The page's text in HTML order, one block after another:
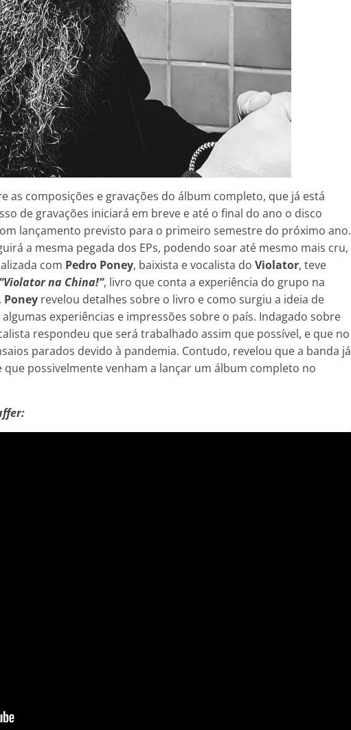
as composições e gravações do álbum completo, que já está
de gravações iniciará em breve e até o final do ano o disco
lançamento previsto para o primeiro semestre do próximo ano.
a mesma pegada dos EPs, podendo soar até mesmo mais cru,
com Pedro Poney, baixista e vocalista do Violator, teve
“Violator na China!”, livro que conta a experiência do grupo na
Poney revelou detalhes sobre o livro e como surgiu a ideia de
experiências e impressões sobre o país. Indagado sobre
respondeu que será trabalhado assim que possível, e que no
parados devido à pandemia. Contudo, revelou que a banda já
possivelmente venham a lançar um álbum completo no